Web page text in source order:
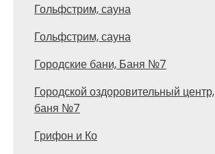
Гольфстрим, сауна
Гольфстрим, сауна
Городские бани, Баня №7
Городской оздоровительный центр,
баня №7
Грифон и Ко